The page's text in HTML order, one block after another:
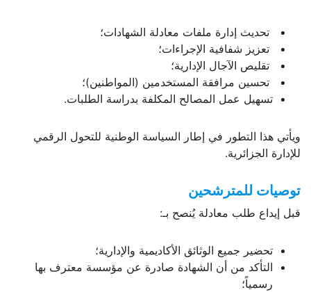
تحديث إدارة ملفات معادلة الشهادات؛
تعزيز شفافية الإجراءات؛
تقليص الآجال الإدارية؛
تحسين مرافقة المستخدمين (المواطنين)؛
تسهيل عمل المصالح المكلفة بدراسة الطلبات.
ويأتي هذا التطور في إطار السياسة الوطنية للتحول الرقمي
للإدارة الجزائرية.
توصيات للمترشحين
قبل إيداع طلب معادلة يُنصح بـ:
تحضير جميع الوثائق الأكاديمية والإدارية؛
التأكد من أن الشهادة صادرة عن مؤسسة معترف بها
رسمياً؛